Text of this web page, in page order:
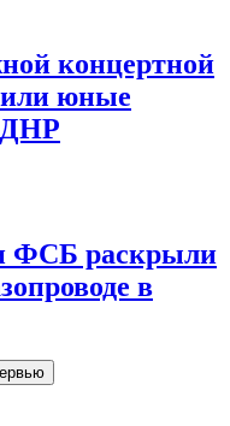
концертной
юные
ДНР
ФСБ раскрыли
в